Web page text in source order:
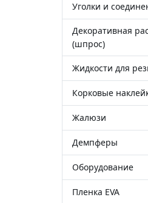
Уголки и
Декоративная
(шпрос)
Жидкости для
Корковые
Жалюзи
Демпферы
Оборудование
Пленка EVA